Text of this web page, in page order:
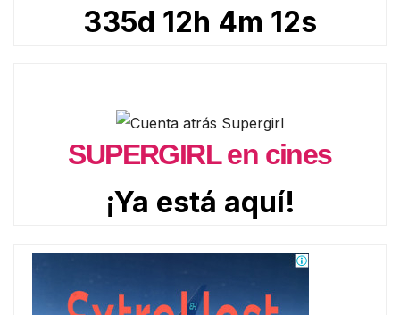
335d 12h 4m 11s
SUPERGIRL en cines
¡Ya está aquí!